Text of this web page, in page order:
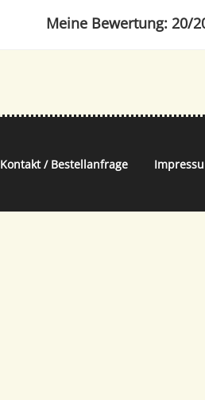
Meine Bewertung: 20/
Kontakt / Bestellanfrage